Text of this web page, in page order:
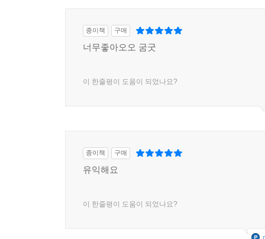
종이책 구매
너무좋아오오 굼굿
이 한줄평이 도움이 되었나요?
종이책 구매
유익해요
이 한줄평이 도움이 되었나요?